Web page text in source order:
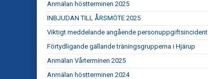
Anmälan höstterminen 2025
INBJUDAN TILL ÅRSMÖTE 2025
Viktigt meddelande angående personuppgiftsincident
Förtydligande gällande träningsgrupperna i Hjärup
Anmälan Vårterminen 2025
Anmälan höstterminen 2024